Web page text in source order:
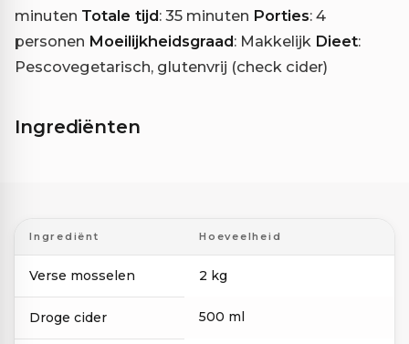
minuten Totale tijd: 35 minuten Porties: 4
personen Moeilijkheidsgraad: Makkelijk Dieet:
Pescovegetarisch, glutenvrij (check cider)
Ingrediënten
Ingrediënt Hoeveelheid
Verse mosselen 2 kg
Droge cider 500 ml